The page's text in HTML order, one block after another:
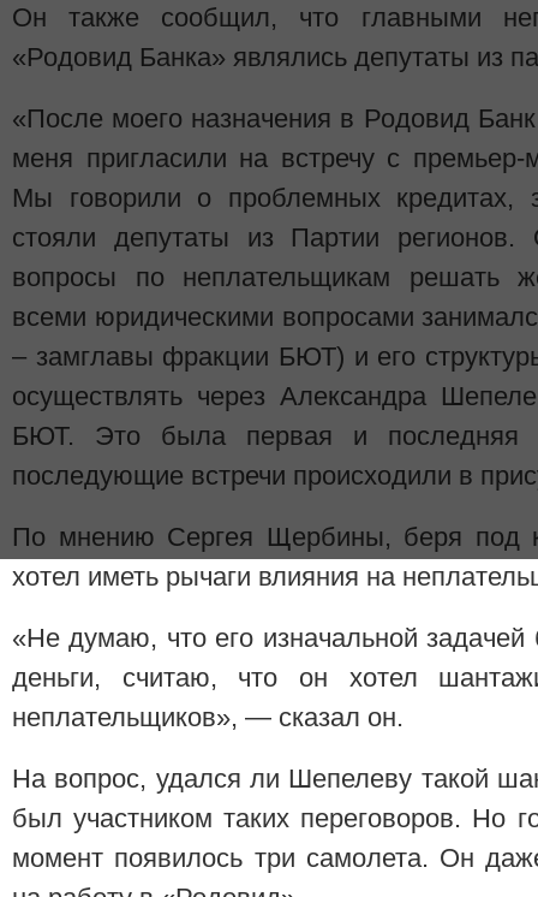
Он также сообщил, что главными
«Родовид Банка» являлись депутаты из
«После моего назначения в Родовид
меня пригласили на встречу с
Мы говорили о проблемных кредитах,
стояли депутаты из Партии
вопросы по неплательщикам решать
всеми юридическими вопросами
– замглавы фракции БЮТ) и его
осуществлять через Александра
БЮТ. Это была первая и последняя
последующие встречи происходили в
По мнению Сергея Щербины, беря под
хотел иметь рычаги влияния на
«Не думаю, что его изначальной задачей
деньги, считаю, что он хотел
неплательщиков», — сказал он.
На вопрос, удался ли Шепелеву такой
был участником таких переговоров. Но
момент появилось три самолета. Он